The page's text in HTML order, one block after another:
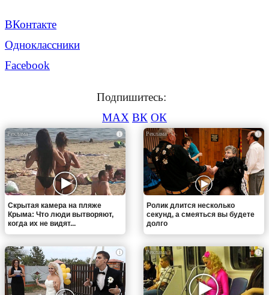
ВКонтакте
Одноклассники
Facebook
Подпишитесь:
MAX ВК ОК
i
Скрытая камера на пляже
Крыма: Что люди вытворяют,
когда их не видят...
i
Ролик длится несколько
секунд, а смеяться вы будете
долго
i i